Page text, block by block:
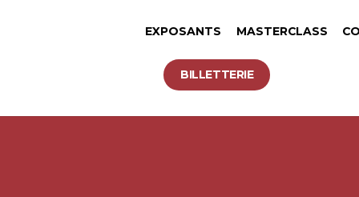
EXPOSANTS MASTERCLASS
BILLETTERIE